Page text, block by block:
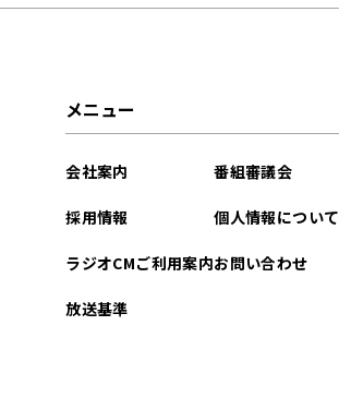
メニュー
会社案内
採用情報
ラジオCMご利用案内
放送基準
番組審議会
個人情報について
お問い合わせ